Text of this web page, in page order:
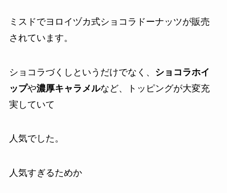
ミスドでヨロイヅカ式ショコラドーナッツが販売
されています。
ショコラづくしというだけでなく、 ショコラホイ
ップや濃厚キャラメルなど、トッピングが大変充
実していて
人気でした。
人気すぎるためか